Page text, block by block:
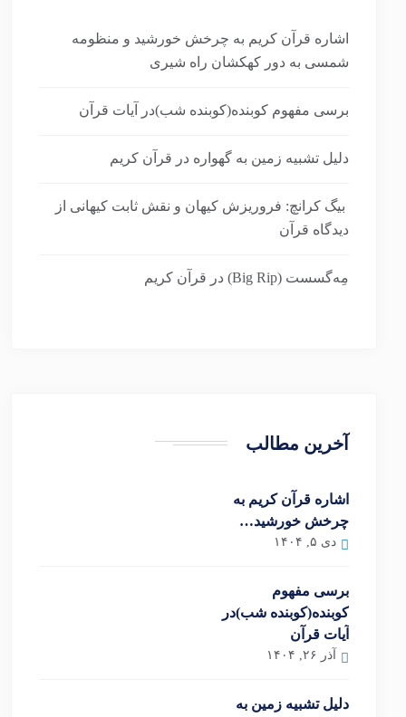
اشاره قرآن کریم به چرخش خورشید و منظومه
شمسی به دور کهکشان راه شیری
برسی مفهوم کوبنده(کوبنده شب)در آیات قرآن
دلیل تشبیه زمین به گهواره در قرآن کریم
بیگ کرانچ: فروریزش کیهان و نقش ثابت کیهانی از
دیدگاه قرآن
مِه‌گسست (Big Rip) در قرآن کریم
آخرین مطالب
اشاره قرآن کریم به
چرخش خورشید…
دی ۵, ۱۴۰۴
برسی مفهوم
کوبنده(کوبنده شب)در
آیات قرآن
آذر ۲۶, ۱۴۰۴
دلیل تشبیه زمین به